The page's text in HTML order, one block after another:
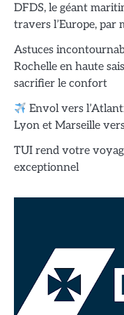
DFDS, le géant
travers l’Europe, par
Astuces
Rochelle en haute
sacrifier le confort
Envol vers
Lyon et Marseille
TUI rend votre
exceptionnel